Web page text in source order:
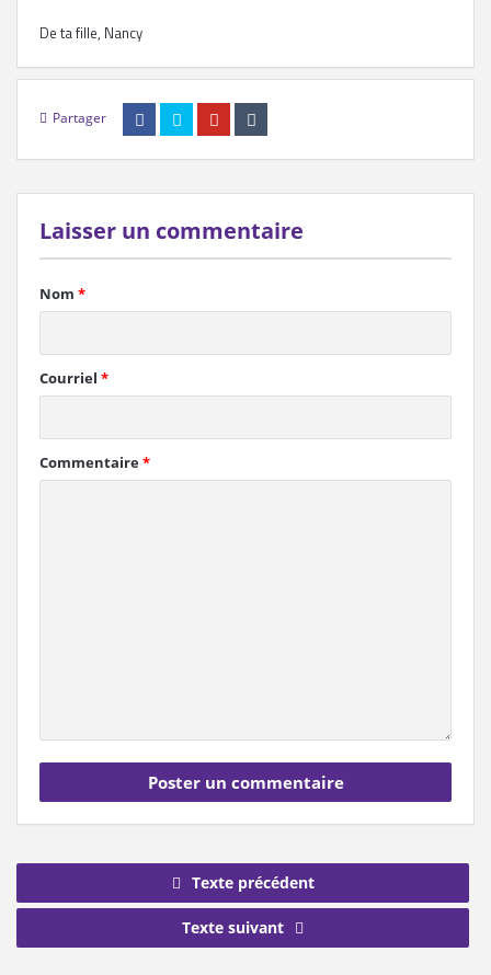
De ta fille, Nancy
Partager
Laisser un commentaire
Nom *
Courriel *
Commentaire*
Texte précédent
Texte suivant